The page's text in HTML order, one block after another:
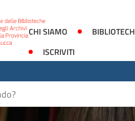
CHI SIAMO
ISCRIVITI